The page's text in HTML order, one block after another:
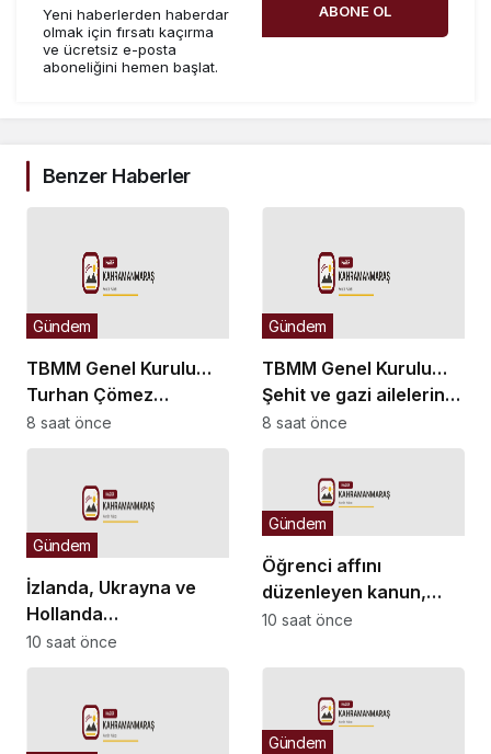
Yeni haberlerden haberdar
olmak için fırsatı kaçırma
ve ücretsiz e-posta
aboneliğini hemen başlat.
ABONE OL
Benzer Haberler
TBMM Genel Kurulu…
Turhan Çömez
hakkında başlatılan
soruşturma “kürsü
tartışmasına neden
Gündem
8 saat önce
TBMM Genel Kurulu…
Şehit ve gazi ailelerine
yönelik düzenlemeleri
içeren kanun teklifinin
görüşmeleri başladı
Gündem
8 saat önce
İzlanda, Ukrayna ve
Hollanda
büyükelçilikleri ile BM
Cenevre Ofisi Daimi
Gündem
10 saat önce
Öğrenci affını
düzenleyen kanun,
Resmi Gazete’de
Gündem
10 saat önce
Gündem